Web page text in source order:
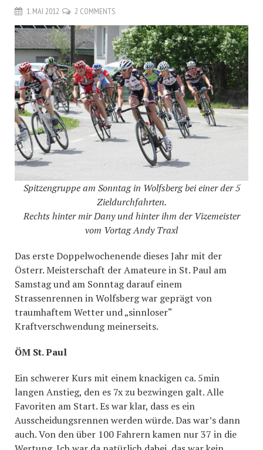
1. MAI 2012 2 COMMENTS
Spitzengruppe am Sonntag in Wolfsberg bei einer der 5
Zieldurchfahrten.
Rechts hinter mir Dany und hinter ihm der Vizemeister
vom Vortag Andy Traxl
Das erste Doppelwochenende dieses Jahr mit der
Österr. Meisterschaft der Amateure in St. Paul am
Samstag und am Sonntag darauf einem
Strassenrennen in Wolfsberg war geprägt von
traumhaftem Wetter und „sinnloser“
Kraftverschwendung meinerseits.
ÖM St. Paul
Ein schwerer Kurs mit einem knackigen ca. 5min
langen Anstieg, den es 7x zu bezwingen galt. Alle
Favoriten am Start. Es war klar, dass es ein
Ausscheidungsrennen werden würde. Das war’s dann
auch. Von den über 100 Fahrern kamen nur 37 in die